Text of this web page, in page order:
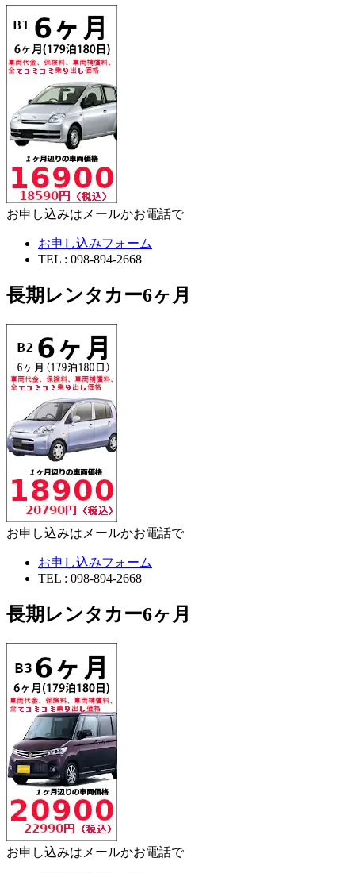
お申し込みはメールかお電話で
お申し込みフォーム
TEL : 098-894-2668
長期レンタカー6ヶ月
お申し込みはメールかお電話で
お申し込みフォーム
TEL : 098-894-2668
長期レンタカー6ヶ月
お申し込みはメールかお電話で